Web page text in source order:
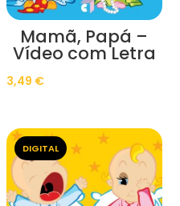
Mamã, Papá –
Vídeo com Letra
3,49 €
DIGITAL